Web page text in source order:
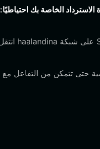
الخاصة بك احتياطيًا: